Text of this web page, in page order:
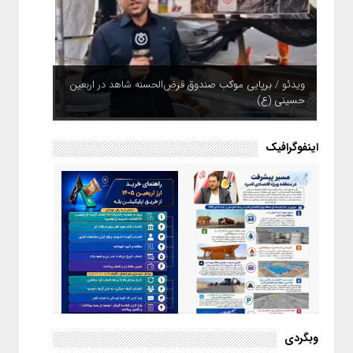
ویدئو / برپایی موکب صندوق قرض‌الحسنه شاهد در اربعین
حسینی (ع)
اینفوگرافیک
اینفوگرافیک / راهنمای خرید ارز
اربعین از طریق اپلیکیشن بله
وبگردی